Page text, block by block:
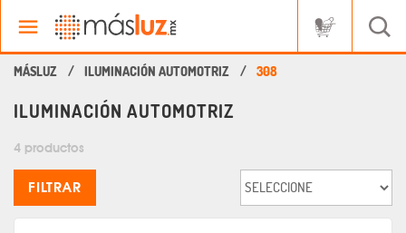
ILUMINACIÓN AUTOMOTRIZ 308
ILUMINACIÓN AUTOMOTRIZ
4 productos
FILTRAR